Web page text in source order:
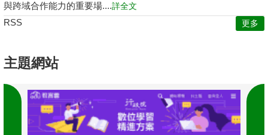
與跨域合作能力的重要場....詳全文
RSS 更多
主題網站